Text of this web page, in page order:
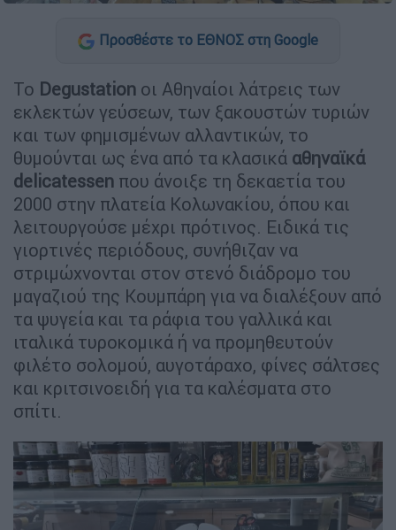
Προσθέστε το ΕΘΝΟΣ στη Google
Το Degustation οι Αθηναίοι λάτρεις των
εκλεκτών γεύσεων, των ξακουστών τυριών
και των φημισμένων αλλαντικών, το
θυμούνται ως ένα από τα κλασικά αθηναϊκά
delicatessen που άνοιξε τη δεκαετία του
2000 στην πλατεία Κολωνακίου, όπου και
λειτουργούσε μέχρι πρότινος. Ειδικά τις
γιορτινές περιόδους, συνήθιζαν να
στριμώχνονται στον στενό διάδρομο του
μαγαζιού της Κουμπάρη για να διαλέξουν από
τα ψυγεία και τα ράφια του γαλλικά και
ιταλικά τυροκομικά ή να προμηθευτούν
φιλέτο σολομού, αυγοτάραχο, φίνες σάλτσες
και κριτσινοειδή για τα καλέσματα στο
σπίτι.